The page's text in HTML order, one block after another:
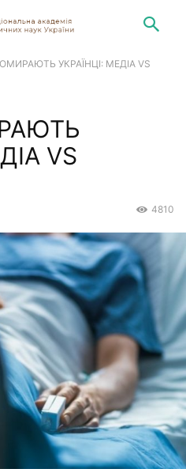
УКРАЇНЦІ: МЕДІА VS
VS
4810